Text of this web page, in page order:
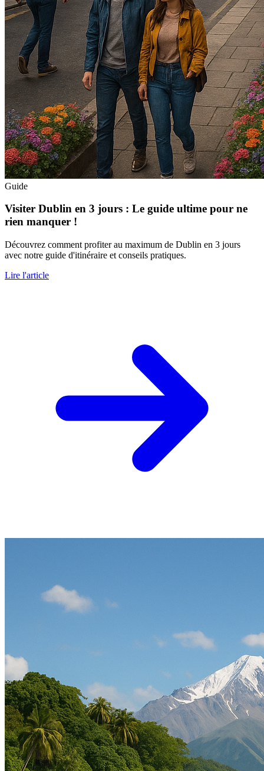
Guide
Visiter Dublin en 3 jours : Le guide ultime pour ne
rien manquer !
Découvrez comment profiter au maximum de Dublin en 3 jours
avec notre guide d'itinéraire et conseils pratiques.
Lire l'article